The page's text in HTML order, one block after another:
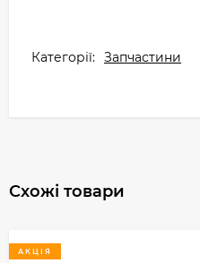
Категорії: Запчастини
Схожі товари
АКЦІЯ